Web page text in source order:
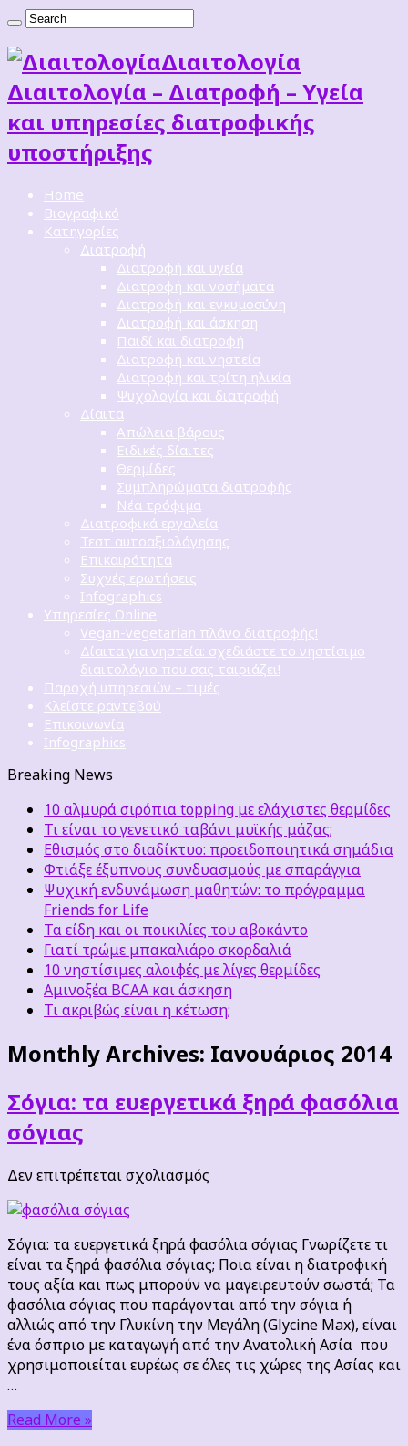
Διαιτoλογία
Διαιτολογία – Διατροφή – Υγεία
και υπηρεσίες διατροφικής
υποστήριξης
Home
Βιογραφικό
Κατηγορίες
Διατροφή
Διατροφή και υγεία
Διατροφή και νοσήματα
Διατροφή και εγκυμοσύνη
Διατροφή και άσκηση
Παιδί και διατροφή
Διατροφή και νηστεία
Διατροφή και τρίτη ηλικία
Ψυχολογία και διατροφή
Δίαιτα
Απώλεια βάρους
Ειδικές δίαιτες
Θερμίδες
Συμπληρώματα διατροφής
Νέα τρόφιμα
Διατροφικά εργαλεία
Τεστ αυτοαξιολόγησης
Επικαιρότητα
Συχνές ερωτήσεις
Infographics
Υπηρεσίες Online
Vegan-vegetarian πλάνο διατροφής!
Δίαιτα για νηστεία: σχεδιάστε το νηστίσιμο
διαιτολόγιο που σας ταιριάζει!
Παροχή υπηρεσιών – τιμές
Κλείστε ραντεβού
Επικοινωνία
Infographics
Breaking News
10 αλμυρά σιρόπια topping με ελάχιστες θερμίδες
Τι είναι το γενετικό ταβάνι μυϊκής μάζας;
Εθισμός στο διαδίκτυο: προειδοποιητικά σημάδια
Φτιάξε έξυπνους συνδυασμούς με σπαράγγια
Ψυχική ενδυνάμωση μαθητών: το πρόγραμμα
Friends for Life
Τα είδη και οι ποικιλίες του αβοκάντο
Γιατί τρώμε μπακαλιάρο σκορδαλιά
10 νηστίσιμες αλοιφές με λίγες θερμίδες
Αμινοξέα BCAA και άσκηση
Τι ακριβώς είναι η κέτωση;
Monthly Archives: Ιανουάριος 2014
Σόγια: τα ευεργετικά ξηρά φασόλια
σόγιας
Δεν επιτρέπεται σχολιασμός
ευεργετικά
ξηρά
φασόλια
σόγιας
Σόγια: τα ευεργετικά ξηρά φασόλια σόγιας Γνωρίζετε τι
είναι τα ξηρά φασόλια σόγιας; Ποια είναι η διατροφική
τους αξία και πως μπορούν να μαγειρευτούν σωστά; Τα
φασόλια σόγιας που παράγονται από την σόγια ή
αλλιώς από την Γλυκίνη την Μεγάλη (Glycine Max), είναι
ένα όσπριο με καταγωγή από την Ανατολική Ασία που
χρησιμοποιείται ευρέως σε όλες τις χώρες της Ασίας και
…
Read More »